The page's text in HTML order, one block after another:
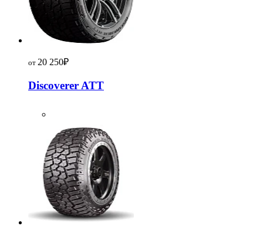
от 20 250₽
Discoverer ATT